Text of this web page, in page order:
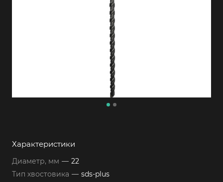
Характеристики
Диаметр, мм — 22
Тип хвостовика — sds-plus